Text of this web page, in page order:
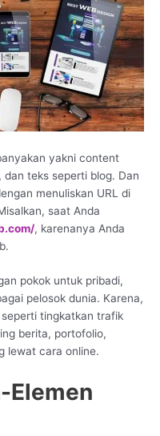
yakni content
teks seperti blog. Dan
menuliskan URL di
saat Anda
, karenanya Anda
pokok untuk pribadi,
pelosok dunia. Karena,
tingkatkan trafik
berita, portofolio,
lewat cara online.
Elemen